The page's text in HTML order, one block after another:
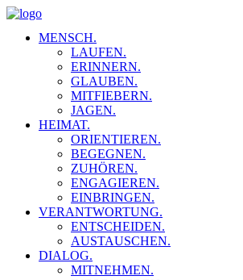
MENSCH.
LAUFEN.
ERINNERN.
GLAUBEN.
MITFIEBERN.
JAGEN.
HEIMAT.
ORIENTIEREN.
BEGEGNEN.
ZUHÖREN.
ENGAGIEREN.
EINBRINGEN.
VERANTWORTUNG.
ENTSCHEIDEN.
AUSTAUSCHEN.
DIALOG.
MITNEHMEN.